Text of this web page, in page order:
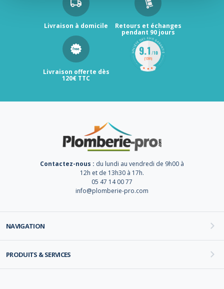
Livraison à domicile Retours et échanges
pendant 90 jours
Livraison offerte dès
120€ TTC
Contactez-nous : du lundi au vendredi de 9h00 à
12h et de 13h30 à 17h.
05 47 14 00 77
info@plomberie-pro.com
NAVIGATION
PRODUITS & SERVICES